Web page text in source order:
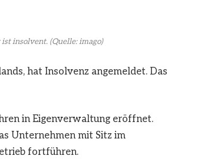
insolvent. (Quelle: imago)
hat Insolvenz angemeldet. Das
in Eigenverwaltung eröffnet.
Unternehmen mit Sitz im
fortführen.